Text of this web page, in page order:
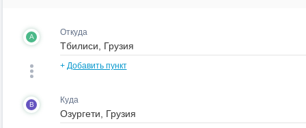
A Откуда
+ Добавить пункт
B Куда